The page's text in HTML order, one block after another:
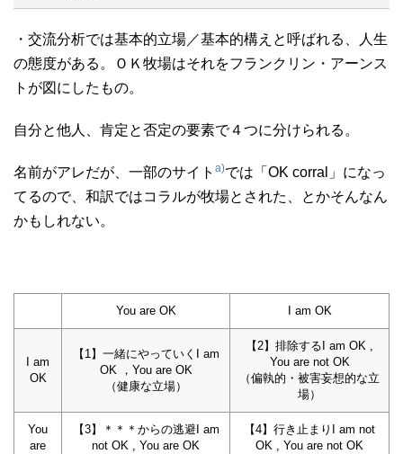
・交流分析では基本的立場／基本的構えと呼ばれる、人生
の態度がある。ＯＫ牧場はそれをフランクリン・アーンス
トが図にしたもの。
自分と他人、肯定と否定の要素で４つに分けられる。
名前がアレだが、一部のサイト a)では「OK corral」になっ
てるので、和訳ではコラルが牧場とされた、とかそんなん
かもしれない。
You are OK I am OK
I am
OK
【1】一緒にやっていくI am
OK ，You are OK
（健康な立場）
【2】排除するI am OK ,
You are not OK
（偏執的・被害妄想的な立
場）
You
are
【3】＊＊＊からの逃避I am
not OK , You are OK
【4】行き止まりI am not
OK , You are not OK